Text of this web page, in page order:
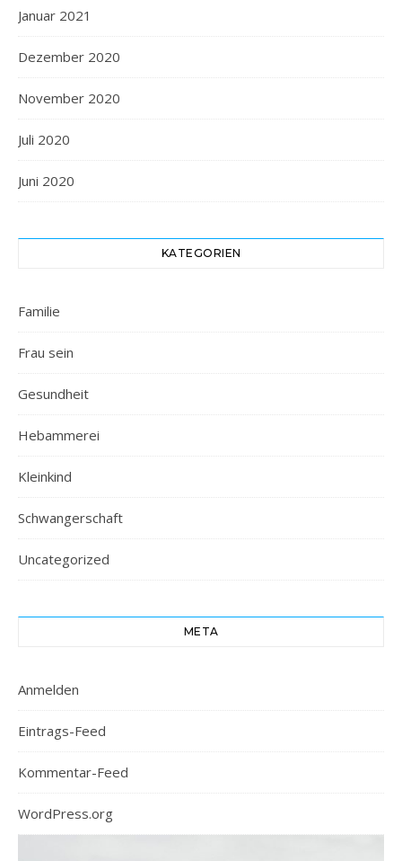
Januar 2021
Dezember 2020
November 2020
Juli 2020
Juni 2020
KATEGORIEN
Familie
Frau sein
Gesundheit
Hebammerei
Kleinkind
Schwangerschaft
Uncategorized
META
Anmelden
Eintrags-Feed
Kommentar-Feed
WordPress.org